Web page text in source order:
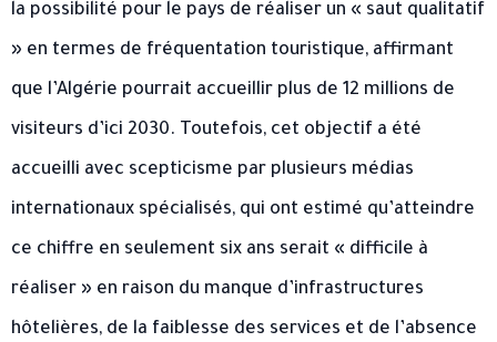
la possibilité pour le pays de réaliser un « saut qualitatif
» en termes de fréquentation touristique, affirmant
que l’Algérie pourrait accueillir plus de 12 millions de
visiteurs d’ici 2030. Toutefois, cet objectif a été
accueilli avec scepticisme par plusieurs médias
internationaux spécialisés, qui ont estimé qu’atteindre
ce chiffre en seulement six ans serait « difficile à
réaliser » en raison du manque d’infrastructures
hôtelières, de la faiblesse des services et de l’absence